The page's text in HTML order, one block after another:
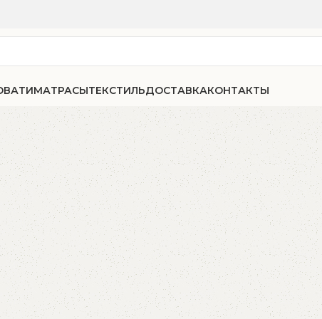
МАТРАСЫТЕКСТИЛЬДОСТАВКАКОНТАКТЫ